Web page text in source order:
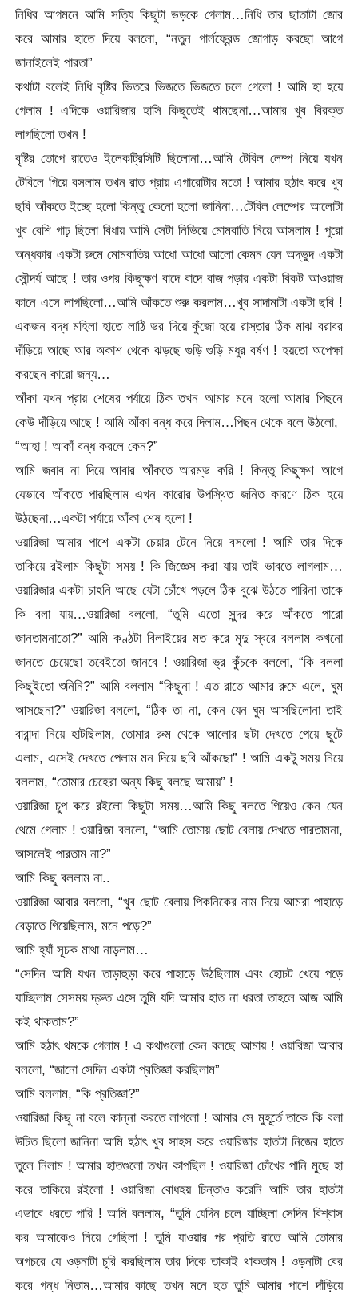
নিধির আগমনে আমি সত্যি কিছুটা ভড়কে গেলাম…নিধি তার ছাতাটা জোর
করে আমার হাতে দিয়ে বললো, “নতুন গার্লফ্রেন্ড জোগাড় করছো আগে
জানাইলেই পারতা”
কথাটা বলেই নিধি বৃষ্টির ভিতরে ভিজতে ভিজতে চলে গেলো ! আমি হা হয়ে
গেলাম ! এদিকে ওয়ারিজার হাসি কিছুতেই থামছেনা…আমার খুব বিরক্ত
লাগছিলো তখন !
বৃষ্টির তোপে রাতেও ইলেকট্রিসিটি ছিলোনা…আমি টেবিল লেম্প নিয়ে যখন
টেবিলে গিয়ে বসলাম তখন রাত প্রায় এগারোটার মতো ! আমার হঠাৎ করে খুব
ছবি আঁকতে ইচ্ছে হলো কিন্তু কেনো হলো জানিনা…টেবিল লেম্পের আলোটা
খুব বেশি গাঢ় ছিলো বিধায় আমি সেটা নিভিয়ে মোমবাতি নিয়ে আসলাম ! পুরো
অন্ধকার একটা রুমে মোমবাতির আধো আধো আলো কেমন যেন অদ্ভুদ একটা
সৌন্দর্য আছে ! তার ওপর কিছুক্ষণ বাদে বাদে বাজ পড়ার একটা বিকট আওয়াজ
কানে এসে লাগছিলো…আমি আঁকতে শুরু করলাম…খুব সাদামাটা একটা ছবি !
একজন বদ্ধ মহিলা হাতে লাঠি ভর দিয়ে কুঁজো হয়ে রাস্তার ঠিক মাঝ বরাবর
দাঁড়িয়ে আছে আর অকাশ থেকে ঝড়ছে গুড়ি গুড়ি মধুর বর্ষণ ! হয়তো অপেক্ষা
করছেন কারো জন্য…
আঁকা যখন প্রায় শেষের পর্যায়ে ঠিক তখন আমার মনে হলো আমার পিছনে
কেউ দাঁড়িয়ে আছে ! আমি আঁকা বন্ধ করে দিলাম…পিছন থেকে বলে উঠলো,
“আহা ! আকাঁ বন্ধ করলে কেন?”
আমি জবাব না দিয়ে আবার আঁকতে আরম্ভ করি ! কিন্তু কিছুক্ষণ আগে
যেভাবে আঁকতে পারছিলাম এখন কারোর উপস্থিত জনিত কারণে ঠিক হয়ে
উঠছেনা…একটা পর্যায়ে আঁকা শেষ হলো !
ওয়ারিজা আমার পাশে একটা চেয়ার টেনে নিয়ে বসলো ! আমি তার দিকে
তাকিয়ে রইলাম কিছুটা সময় ! কি জিজ্ঞেস করা যায় তাই ভাবতে লাগলাম…
ওয়ারিজার একটা চাহনি আছে যেটা চোঁখে পড়লে ঠিক বুঝে উঠতে পারিনা তাকে
কি বলা যায়…ওয়ারিজা বললো, “তুমি এতো সুন্দর করে আঁকতে পারো
জানতামনাতো?” আমি কণ্ঠটা বিলাইয়ের মত করে মৃদু স্বরে বললাম কখনো
জানতে চেয়েছো তবেইতো জানবে ! ওয়ারিজা ভ্র কুঁচকে বললো, “কি বললা
কিছুইতো শুনিনি?” আমি বললাম “কিছুনা ! এত রাতে আমার রুমে এলে, ঘুম
আসছেনা?” ওয়ারিজা বললো, “ঠিক তা না, কেন যেন ঘুম আসছিলোনা তাই
বারান্দা নিয়ে হাটছিলাম, তোমার রুম থেকে আলোর ছটা দেখতে পেয়ে ছুটে
এলাম, এসেই দেখতে পেলাম মন দিয়ে ছবি আঁকছো” ! আমি একটু সময় নিয়ে
বললাম, “তোমার চেহেরা অন্য কিছু বলছে আমায়” !
ওয়ারিজা চুপ করে রইলো কিছুটা সময়…আমি কিছু বলতে গিয়েও কেন যেন
থেমে গেলাম ! ওয়ারিজা বললো, “আমি তোমায় ছোট বেলায় দেখতে পারতামনা,
আসলেই পারতাম না?”
আমি কিছু বললাম না..
ওয়ারিজা আবার বললো, “খুব ছোট বেলায় পিকনিকের নাম দিয়ে আমরা পাহাড়ে
বেড়াতে গিয়েছিলাম, মনে পড়ে?”
আমি হ্যাঁ সূচক মাথা নাড়লাম…
“সেদিন আমি যখন তাড়াহুড়া করে পাহাড়ে উঠছিলাম এবং হোচট খেয়ে পড়ে
যাচ্ছিলাম সেসময় দ্রুত এসে তুমি যদি আমার হাত না ধরতা তাহলে আজ আমি
কই থাকতাম?”
আমি হঠাৎ থমকে গেলাম ! এ কথাগুলো কেন বলছে আমায় ! ওয়ারিজা আবার
বললো, “জানো সেদিন একটা প্রতিজ্ঞা করছিলাম”
আমি বললাম, “কি প্রতিজ্ঞা?”
ওয়ারিজা কিছু না বলে কান্না করতে লাগলো ! আমার সে মুহূর্তে তাকে কি বলা
উচিত ছিলো জানিনা আমি হঠাৎ খুব সাহস করে ওয়ারিজার হাতটা নিজের হাতে
তুলে নিলাম ! আমার হাতগুলো তখন কাপছিল ! ওয়ারিজা চোঁখের পানি মুছে হা
করে তাকিয়ে রইলো ! ওয়ারিজা বোধহয় চিন্তাও করেনি আমি তার হাতটা
এভাবে ধরতে পারি ! আমি বললাম, “তুমি যেদিন চলে যাচ্ছিলা সেদিন বিশ্বাস
কর আমাকেও নিয়ে গেছিলা ! তুমি যাওয়ার পর প্রতি রাতে আমি তোমার
অগচরে যে ওড়নাটা চুরি করছিলাম তার দিকে তাকাই থাকতাম ! ওড়নাটা বের
করে গন্ধ নিতাম…আমার কাছে তখন মনে হত তুমি আমার পাশে দাঁড়িয়ে